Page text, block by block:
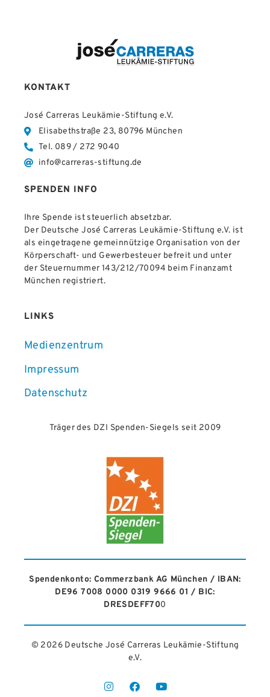
KONTAKT
José Carreras Leukämie-Stiftung e.V.
Elisabethstraße 23, 80796 München
Tel. 089 / 272 9040
info@carreras-stiftung.de
SPENDEN INFO
Ihre Spende ist steuerlich absetzbar.
Der Deutsche José Carreras Leukämie-Stiftung e.V. ist
als eingetragene gemeinnützige Organisation von der
Körperschaft- und Gewerbesteuer befreit und unter
der Steuernummer 143/212/70094 beim Finanzamt
München registriert.
LINKS
Medienzentrum
Impressum
Datenschutz
Träger des DZI Spenden-Siegels seit 2009
Spendenkonto: Commerzbank AG München / IBAN:
DE96 7008 0000 0319 9666 01 / BIC:
DRESDEFF700
© 2026 Deutsche José Carreras Leukämie-Stiftung
e.V.​